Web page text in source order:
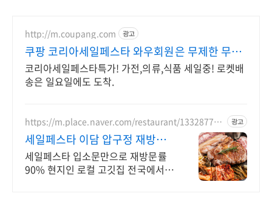
http://m.coupang.com 광고
쿠팡 코리아세일페스타 와우회원은 무제한 무료
배송
코리아세일페스타특가! 가전,의류,식품 세일중! 로켓배
송은 일요일에도 도착.
https://m.place.naver.com/restaurant/133287718
광고
세일페스타 이담 압구정 재방문
률 90% 성지순례맛집
세일페스타 입소문만으로 재방문률
90% 현지인 로컬 고깃집 전국에서